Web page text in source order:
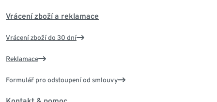
Vrácení zboží a reklamace
Vrácení zboží do 30 dní
Reklamace
Formulář pro odstoupení od smlouvy